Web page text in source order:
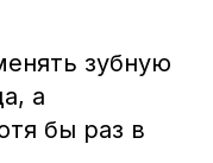
зубную
а
бы раз в